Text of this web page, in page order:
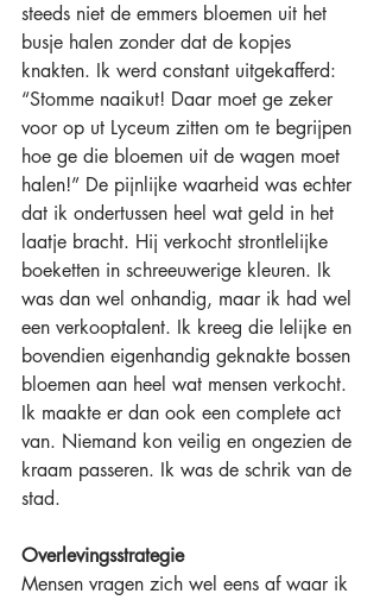
steeds niet de emmers bloemen uit het
busje halen zonder dat de kopjes
knakten. Ik werd constant uitgekafferd:
“Stomme naaikut! Daar moet ge zeker
voor op ut Lyceum zitten om te begrijpen
hoe ge die bloemen uit de wagen moet
halen!” De pijnlijke waarheid was echter
dat ik ondertussen heel wat geld in het
laatje bracht. Hij verkocht strontlelijke
boeketten in schreeuwerige kleuren. Ik
was dan wel onhandig, maar ik had wel
een verkooptalent. Ik kreeg die lelijke en
bovendien eigenhandig geknakte bossen
bloemen aan heel wat mensen verkocht.
Ik maakte er dan ook een complete act
van. Niemand kon veilig en ongezien de
kraam passeren. Ik was de schrik van de
stad.
Overlevingsstrategie
Mensen vragen zich wel eens af waar ik